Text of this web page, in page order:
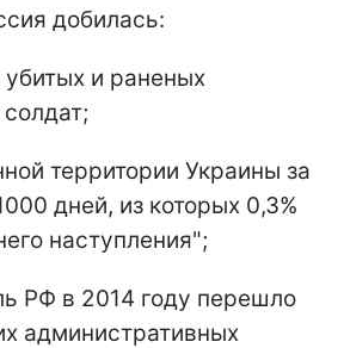
добилась:
убитых и раненых
территории Украины за
дней, из которых 0,3%
наступления";
РФ в 2014 году перешло
административных